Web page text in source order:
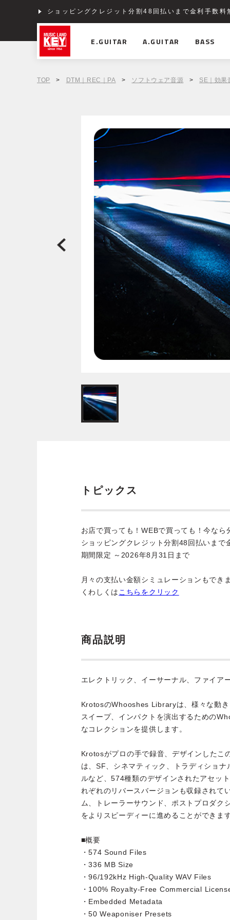
ショッピングクレジット分割48回払いまで金利手数料
E.GUITAR A.GUITAR BASS
TOP > DTM｜REC｜PA > ソフトウェア音源 > SE｜効果
トピックス
お店で買っても！WEBで買っても！今なら
ショッピングクレジット分割48回払いまで
期間限定 ～2026年8月31日まで
月々の支払い金額シミュレーションもでき
くわしくは こちらをクリック
商品説明
エレクトリック、イーサーナル、ファイア
KrotosのWhooshes Libraryは、様々な動
スイープ、インパクトを演出するための
なコレクションを提供します。
Krotosがプロの手で録音、デザインしたこ
は、SF、シネマティック、トラディショ
ルなど、574種類のデザインされたアセッ
れぞれのリバースバージョンも収録されて
ム、トレーラーサウンド、ポストプロダク
をよりスピーディーに進めることができま
■概要
・574 Sound Files
・336 MB Size
・96/192kHz High-Quality WAV Files
・100% Royalty-Free Commercial
・Embedded Metadata
・50 Weaponiser Presets